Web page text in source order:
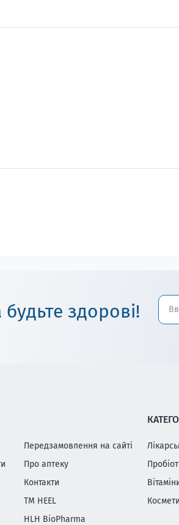
здорові!
Передзамовлення на сайті
Про аптеку
Контакти
ТМ HEEL
HLH BioPharma